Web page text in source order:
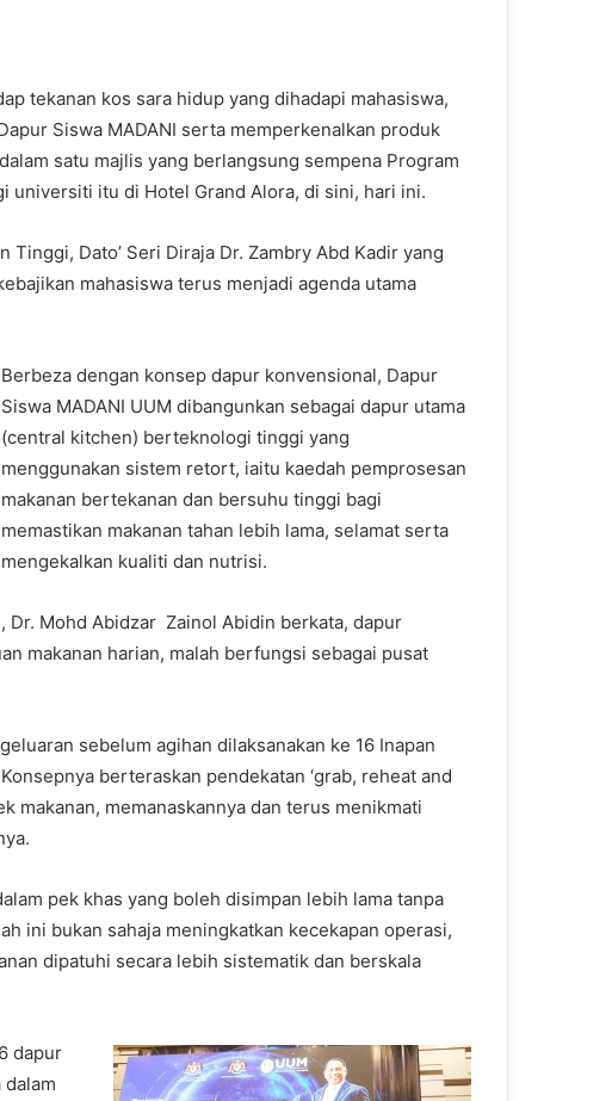
tekanan kos sara hidup yang dihadapi mahasiswa,
Siswa MADANI serta memperkenalkan produk
satu majlis yang berlangsung sempena Program
universiti itu di Hotel Grand Alora, di sini, hari ini.
Dato’ Seri Diraja Dr. Zambry Abd Kadir yang
mahasiswa terus menjadi agenda utama
Berbeza dengan konsep dapur konvensional, Dapur
Siswa MADANI UUM dibangunkan sebagai dapur utama
(central kitchen) berteknologi tinggi yang
menggunakan sistem retort, iaitu kaedah pemprosesan
makanan bertekanan dan bersuhu tinggi bagi
memastikan makanan tahan lebih lama, selamat serta
mengekalkan kualiti dan nutrisi.
Dr. Mohd Abidzar Zainol Abidin berkata, dapur
makanan harian, malah berfungsi sebagai pusat
sebelum agihan dilaksanakan ke 16 Inapan
berteraskan pendekatan ‘grab, reheat and
makanan, memanaskannya dan terus menikmati
pek khas yang boleh disimpan lebih lama tanpa
ini bukan sahaja meningkatkan kecekapan operasi,
dipatuhi secara lebih sistematik dan berskala
dapur